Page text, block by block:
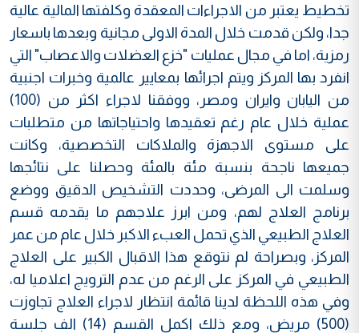
تخطيط يعتبر من الاجراءات المعقدة وكلفتها المالية عالية
جدا، ولكن قدمت خلال المدة الاولى مجانية وبعدها باسعار
رمزية، اما في مجال عمليات "خزع العضلات والاعصاب" التي
انفرد بها المركز ويتم اجرائها بمعايير عالمية وخبرات اجنبية
من اليابان وايران ومصر، ووفقنا لاجراء اكثر من (100)
عملية خلال عام رغم تعقيدها واحتياجاتها من متطلبات
على مستوى الاجهزة والملاكات التخصصية، وكانت
جميعها ناجحة بنسبة مئة بالمئة وحصلنا على نتائجها
وسلمت الى المرضى، وحددت التشخيص الدقيق ووضع
برنامج العلاج لهم، ومن ابرز علاجهم ما يقدمه قسم
العلاج الطبيعي الذي تحمل العبء الاكبر خلال عام من عمر
المركز، وبصراحة لم نتوقع هذا الاقبال الكبير على العلاج
الطبيعي في المركز على الرغم من عدم الترويج اعلاميا له،
وفي هذه اللحظة لدينا قائمة انتظار لاجراء العلاج تجاوزت
(500) مريض، ومع ذلك اكمل القسم (14) الف جلسة